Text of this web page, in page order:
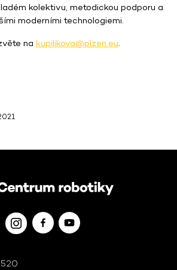
kolektivu, metodickou podporu a
moderními technologiemi.
na kupilikova@plzen.eu